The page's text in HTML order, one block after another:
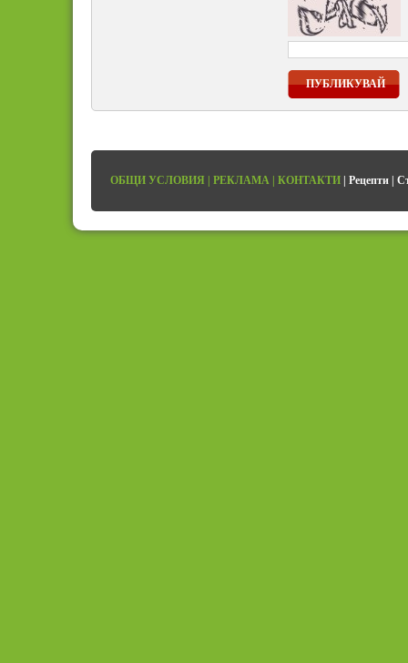
ПУБЛИКУВАЙ
ОБЩИ УСЛОВИЯ | РЕКЛАМА | КОНТАКТИ | Рецепти |